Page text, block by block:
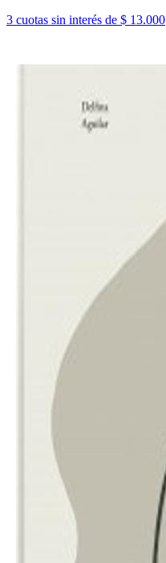
3 cuotas sin interés de $ 13.000